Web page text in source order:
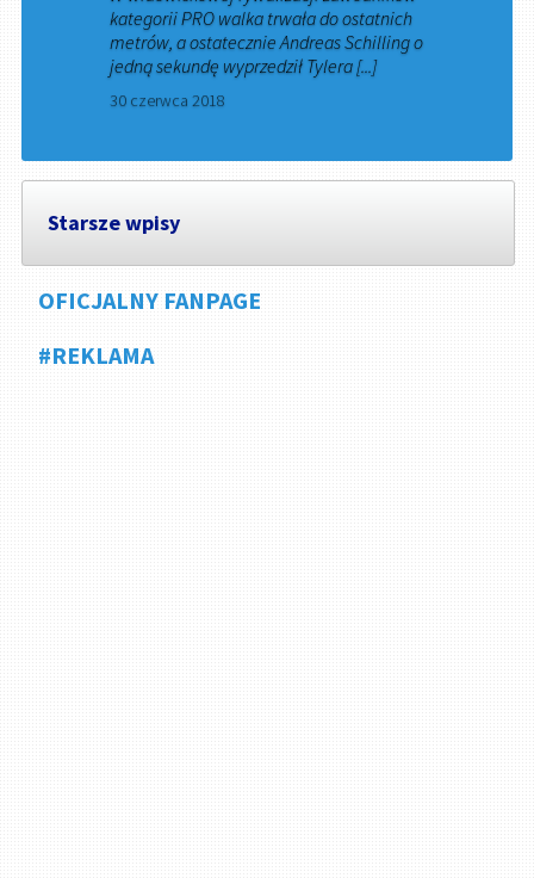
kategorii PRO walka trwała do ostatnich
metrów, a ostatecznie Andreas Schilling o
jedną sekundę wyprzedził Tylera [...]
30 czerwca 2018
Starsze wpisy
OFICJALNY FANPAGE
#REKLAMA